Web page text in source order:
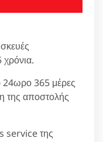
24ωρο 365 μέρες
της αποστολής
service της